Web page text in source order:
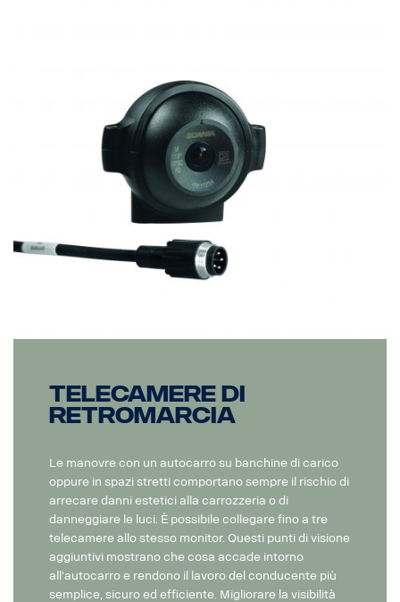
Telecamere di
retromarcia
Le manovre con un autocarro su banchine di carico
oppure in spazi stretti comportano sempre il rischio di
arrecare danni estetici alla carrozzeria o di
danneggiare le luci. È possibile collegare fino a tre
telecamere allo stesso monitor. Questi punti di visione
aggiuntivi mostrano che cosa accade intorno
all'autocarro e rendono il lavoro del conducente più
semplice, sicuro ed efficiente. Migliorare la visibilità